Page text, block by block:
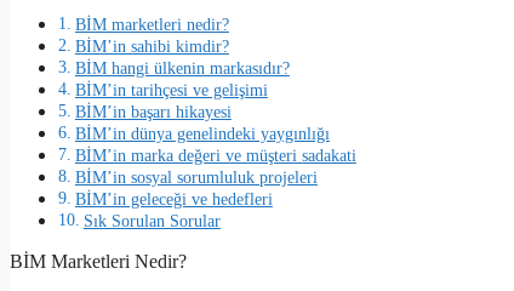
BİM marketleri nedir?
BİM’in sahibi kimdir?
BİM hangi ülkenin markasıdır?
BİM’in tarihçesi ve gelişimi
BİM’in başarı hikayesi
BİM’in dünya genelindeki yaygınlığı
BİM’in marka değeri ve müşteri sadakati
BİM’in sosyal sorumluluk projeleri
BİM’in geleceği ve hedefleri
Sık Sorulan Sorular
BİM Marketleri Nedir?